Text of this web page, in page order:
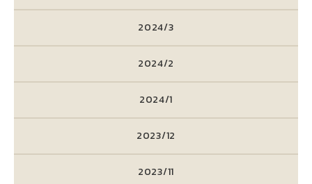
2024/3
2024/2
2024/1
2023/12
2023/11